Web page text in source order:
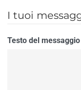
I tuoi
Testo del